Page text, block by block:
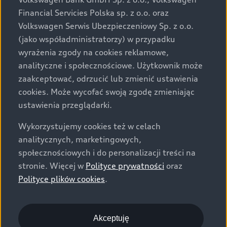
za dopłatą. Wiążące ustalenie ceny, wyposażenia i
specyfikacji pojazdu następują w umowie sprzedaży, a
określenie parametrów technicznych zawiera
świadectwo homologacji typu pojazdu. Zastrzegamy
sobie prawo do zmian i pomyłek. Wszelkie informacje
prezentowane na stronie są aktualne na dzień ich
zamieszczania. W celu uzyskania najnowszych
informacji prosimy kontaktować się z Partnerem Marki
Audi.
Wszystkie produkowane obecnie samochody marki Audi
są wykonywane z materiałów spełniających pod
względem możliwości odzysku i recyklingu wymagania
określone w normie ISO 22628 i są zgodne z
europejskimi świadectwami homologacji wydanymi wg
o.o. podlega obowiązkowi zapewnienia wszystkim
użytkownikom samochodów marki Volkswagen sieci
Financial Servicies Polska sp. z o.o. oraz
Volkswagen Serwis Ubezpieczeniowy Sp. z o.o.
(jako współadministratorzy) w przypadku
wyrażenia zgody na cookies reklamowe,
analityczne i społecznościowe. Użytkownik może
zaakceptować, odrzucić lub zmienić ustawienia
cookies. Może wycofać swoją zgodę zmieniając
ustawienia przeglądarki.
Wykorzystujemy cookies też w celach
analitycznych, marketingowych,
społecznościowych i do personalizacji treści na
stronie. Więcej w Polityce prywatności oraz
Polityce plików cookies.
Akceptuję